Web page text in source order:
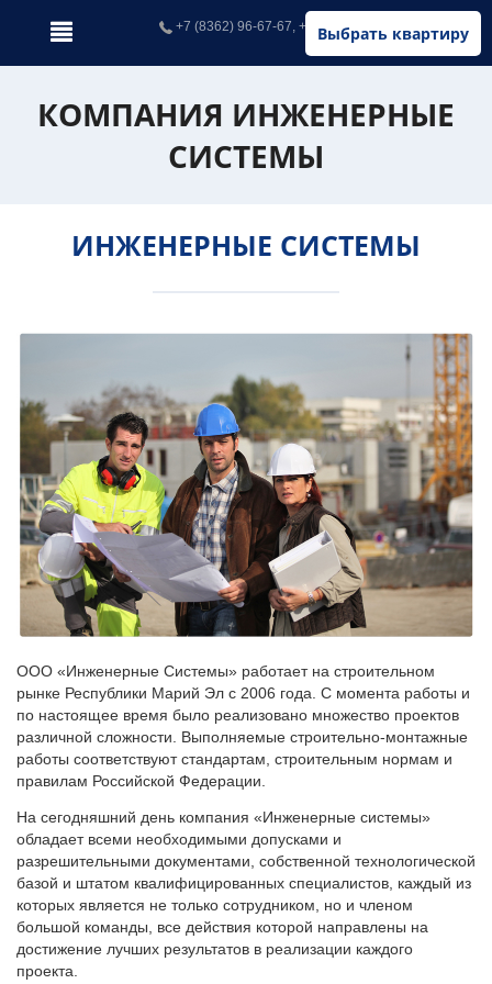
Выбрать квартиру
+7 (8362) 96-67-67, +7 (902) 326-67-67
КОМПАНИЯ ИНЖЕНЕРНЫЕ
СИСТЕМЫ
ИНЖЕНЕРНЫЕ СИСТЕМЫ
ООО «Инженерные Системы» работает на строительном
рынке Республики Марий Эл с 2006 года. С момента работы и
по настоящее время было реализовано множество проектов
различной сложности. Выполняемые строительно-монтажные
работы соответствуют стандартам, строительным нормам и
правилам Российской Федерации.
На сегодняшний день компания «Инженерные системы»
обладает всеми необходимыми допусками и
разрешительными документами, собственной технологической
базой и штатом квалифицированных специалистов, каждый из
которых является не только сотрудником, но и членом
большой команды, все действия которой направлены на
достижение лучших результатов в реализации каждого
проекта.